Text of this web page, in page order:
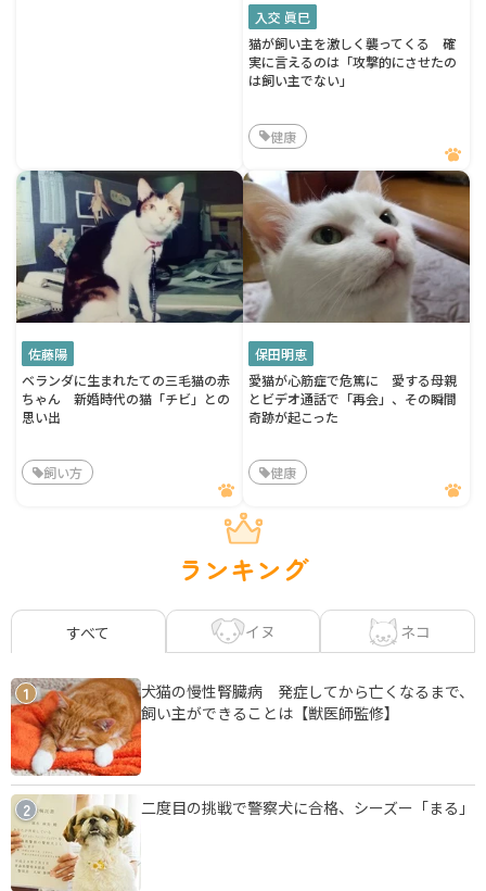
入交 眞巳
猫が飼い主を激しく襲ってくる 確
実に言えるのは「攻撃的にさせたの
は飼い主でない」
健康
佐藤陽
ベランダに生まれたての三毛猫の赤
ちゃん 新婚時代の猫「チビ」との
思い出
飼い方
保田明恵
愛猫が心筋症で危篤に 愛する母親
とビデオ通話で「再会」、その瞬間
奇跡が起こった
健康
ランキング
すべて イヌ ネコ
1
犬猫の慢性腎臓病 発症してから亡くなるまで、
飼い主ができることは【獣医師監修】
2 二度目の挑戦で警察犬に合格、シーズー「まる」